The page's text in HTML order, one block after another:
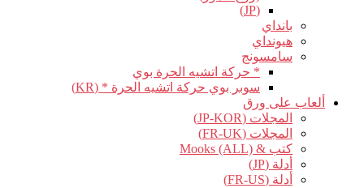
(JP)
بانداي
هيونداي
سامسونج
* حركة اتشيه الحرة بوي
سوبر بوي حركة اتشيه الحرة * (KR)
ألعاب على ورق
المجلات (JP-KOR)
المجلات (FR-UK)
كتب & Mooks (ALL)
أدلة (JP)
أدلة (FR-US)